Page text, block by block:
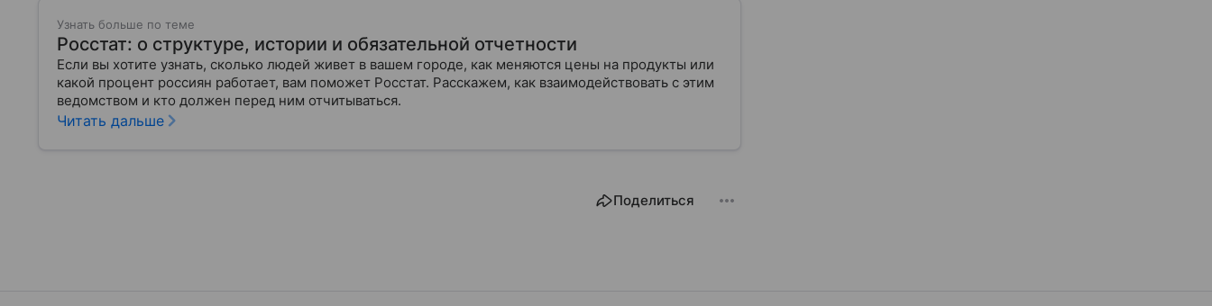
Узнать больше по теме
Росстат: о структуре, истории и обязательной отчетности
Если вы хотите узнать, сколько людей живет в вашем городе, как меняются цены на продукты или
какой процент россиян работает, вам поможет Росстат. Расскажем, как взаимодействовать с этим
ведомством и кто должен перед ним отчитываться.
Читать дальше
Поделиться